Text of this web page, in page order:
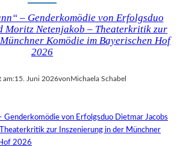
– Genderkomödie von Erfolgsduo
Moritz Netenjakob – Theaterkritik zur
Komödie im Bayerischen Hof
2026
am:15. Juni 2026vonMichaela Schabel